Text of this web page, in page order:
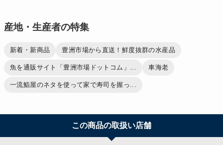
産地・生産者の特集
新着・新商品 豊洲市場から直送！鮮度抜群の水産品
魚を通販サイト「豊洲市場ドットコム」... 車海老
一流鮨屋のネタを使って家で寿司を握っ...
この商品の取扱い店舗